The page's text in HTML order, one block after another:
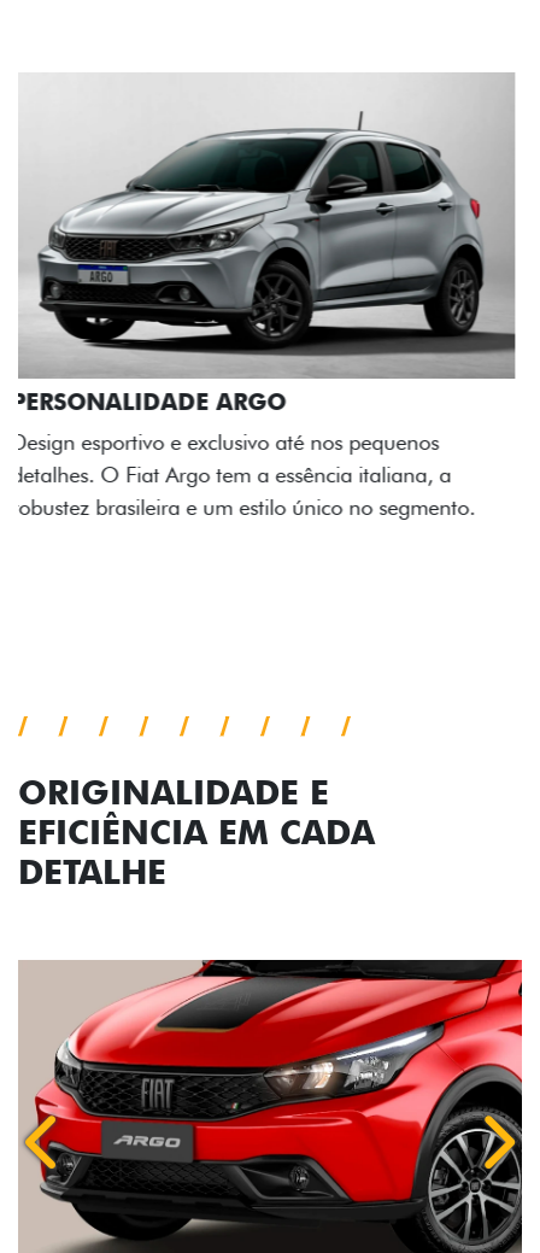
ORIGINALIDADE E
EFICIÊNCIA EM CADA
DETALHE
Anterior